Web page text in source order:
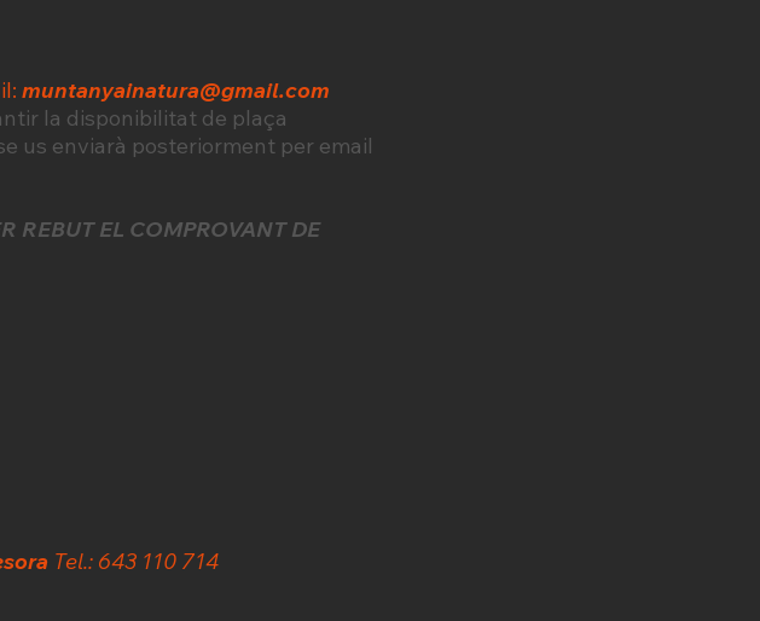
muntanyainatura@gmail.com
la disponibilitat de plaça
us enviarà posteriorment per email
REBUT EL COMPROVANT DE
Tel.: 643 110 714